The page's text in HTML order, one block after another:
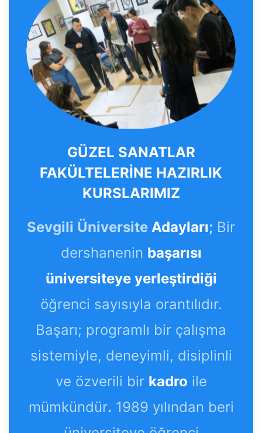
GÜZEL SANATLAR
FAKÜLTELERİNE HAZIRLIK
KURSLARIMIZ
Sevgili Üniversite Adayları; Bir
dershanenin başarısı
üniversiteye yerleştirdiği
öğrenci sayısıyla orantılıdır.
Başarı; programlı bir çalışma
sistemiyle, deneyimli, disiplinli
ve özverili bir kadro ile
mümkündür. 1989 yılından beri